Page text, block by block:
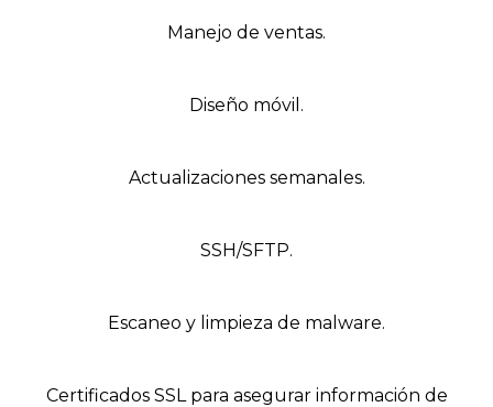
Manejo de ventas.
Diseño móvil.
Actualizaciones semanales.
SSH/SFTP.
Escaneo y limpieza de malware.
Certificados SSL para asegurar información de